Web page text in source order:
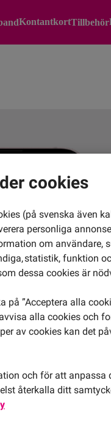
KontantkortTillbehör
cookies
(på svenska även
personliga
om användare,
statistik, funktion
dessa cookies är
på ”Acceptera alla
alla cookies och
av cookies kan det
och för att anpassa
återkalla ditt